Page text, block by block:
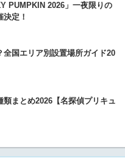
PUMPKIN 2026」一夜限りの
定！
全国エリア別設置場所ガイド20
まとめ2026【名探偵プリキュ